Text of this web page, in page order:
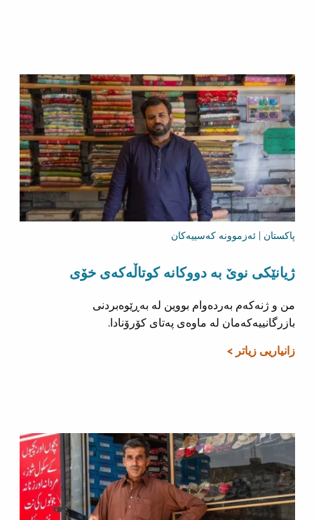
پاکستان | ئەزموونە کەسییەکان
ژیانێکی نوێ بە دووکانە کوتاڵەکەی خۆی
من و ژنەکەم بەردەوام بووین لە بەڕێوەبردنی
بازرگانییەکەمان لە ماوەی پەتای کۆرۆنادا.
زانیاریی زیاتر >